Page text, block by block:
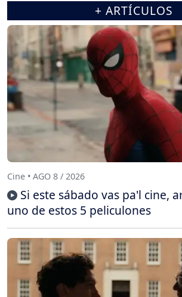
+ ARTÍCULOS
Cine • AGO 8 / 2026
Si este sábado vas pa'l cine,
uno de estos 5 peliculones